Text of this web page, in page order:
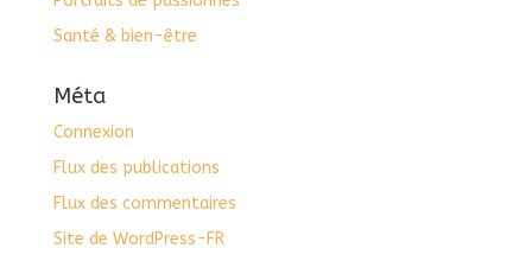
Santé & bien-être
Méta
Connexion
Flux des publications
Flux des commentaires
Site de WordPress-FR